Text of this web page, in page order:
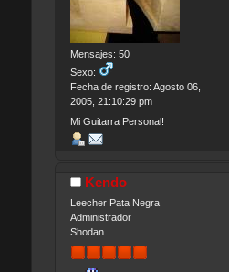
Mensajes: 50
Sexo:
Fecha de registro: Agosto 06,
2005, 21:10:29 pm
Mi Guitarra Personal!
Kendo
Leecher Pata Negra
Administrador
Shodan